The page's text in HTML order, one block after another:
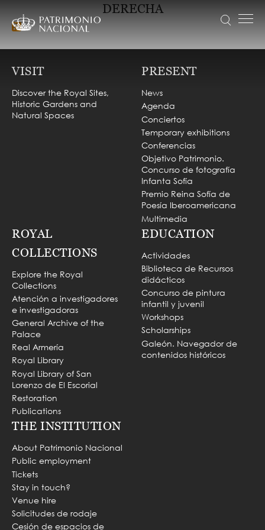
main
disponibles
principal
COLLECTION
Search
DERECHA
VISIT
Discover the Royal Sites,
Historic Gardens and
Natural Spaces
PRESENT
News
Agenda
Conciertos
Temporary exhibitions
Conferencias
Objetivo Patrimonio.
Concurso de fotografía
Infanta Sofía
Premio Reina Sofía de
Poesía Iberoamericana
Multimedia
ROYAL
COLLECTIONS
Explore the Royal
Collections
Atención a investigadores
e investigadoras
General Archive of the
Palace
Real Armería
Royal Library
Royal Library of San
Lorenzo de El Escorial
Restoration
Publications
EDUCATION
Actividades
Biblioteca de Recursos
didácticos
Concurso de pintura
infantil y juvenil
Workshops
Scholarships
Galeón. Navegador de
contenidos históricos
THE INSTITUTION
About Patrimonio Nacional
Public employment
Tickets
Stay in touch?
Venue hire
Solicitudes de rodaje
Cesión de espacios de